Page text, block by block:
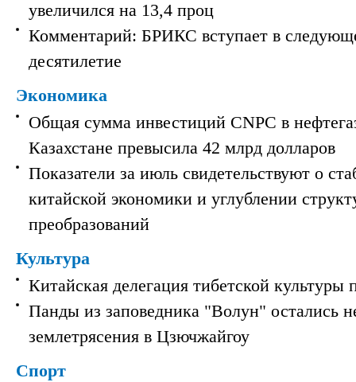
увеличился на 13,4 проц
Комментарий: БРИКС вступает в
десятилетие
Экономика
Общая сумма инвестиций CNPC в
Казахстане превысила 42 млрд долларов
Показатели за июль свидетельствуют о
китайской экономики и углублении
преобразований
Культура
Китайская делегация тибетской культуры
Панды из заповедника "Волун" остались
землетрясения в Цзючжайгоу
Спорт